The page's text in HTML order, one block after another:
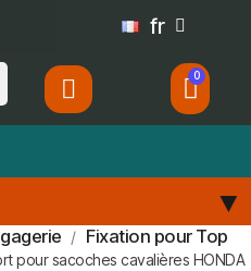
fr
Fixation pour Top
pour sacoches cavalières HONDA